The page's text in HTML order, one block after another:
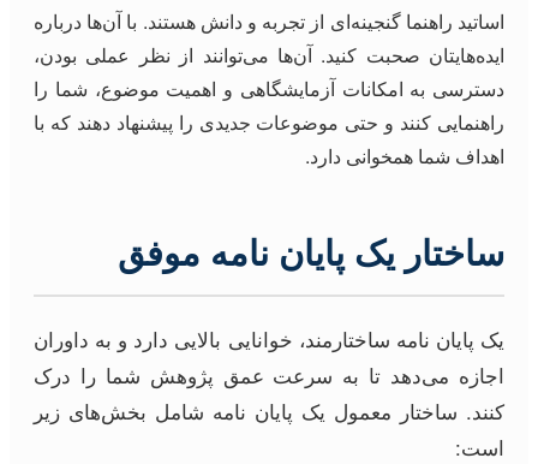
اساتید راهنما گنجینه‌ای از تجربه و دانش هستند. با آن‌ها درباره
ایده‌هایتان صحبت کنید. آن‌ها می‌توانند از نظر عملی بودن،
دسترسی به امکانات آزمایشگاهی و اهمیت موضوع، شما را
راهنمایی کنند و حتی موضوعات جدیدی را پیشنهاد دهند که با
اهداف شما همخوانی دارد.
ساختار یک پایان نامه موفق
یک پایان نامه ساختارمند، خوانایی بالایی دارد و به داوران
اجازه می‌دهد تا به سرعت عمق پژوهش شما را درک
کنند. ساختار معمول یک پایان نامه شامل بخش‌های زیر
است: